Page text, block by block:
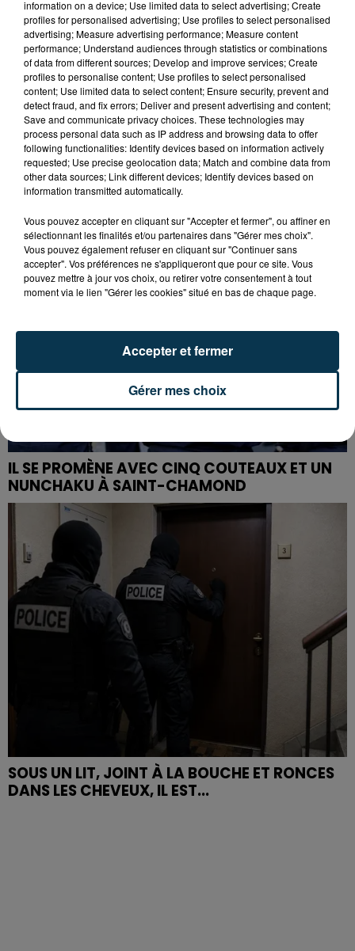
INCENDIE : L'ONG STÉPHANOISE PHF
TOUJOURS AU CHEVET DES HABITANTS...
IL SE PROMÈNE AVEC CINQ COUTEAUX ET UN
NUNCHAKU À SAINT-CHAMOND
SOUS UN LIT, JOINT À LA BOUCHE ET RONCES
DANS LES CHEVEUX, IL EST...
information on a device; Use limited data to select advertising; Create
profiles for personalised advertising; Use profiles to select personalised
advertising; Measure advertising performance; Measure content
performance; Understand audiences through statistics or combinations
of data from different sources; Develop and improve services; Create
profiles to personalise content; Use profiles to select personalised
content; Use limited data to select content; Ensure security, prevent and
detect fraud, and fix errors; Deliver and present advertising and content;
Save and communicate privacy choices. These technologies may
process personal data such as IP address and browsing data to offer
following functionalities: Identify devices based on information actively
requested; Use precise geolocation data; Match and combine data from
other data sources; Link different devices; Identify devices based on
information transmitted automatically.
Vous pouvez accepter en cliquant sur "Accepter et fermer", ou affiner en
sélectionnant les finalités et/ou partenaires dans "Gérer mes choix".
Vous pouvez également refuser en cliquant sur "Continuer sans
accepter". Vos préférences ne s'appliqueront que pour ce site. Vous
pouvez mettre à jour vos choix, ou retirer votre consentement à tout
moment via le lien "Gérer les cookies" situé en bas de chaque page.
Gérer mes choix
Accepter et fermer